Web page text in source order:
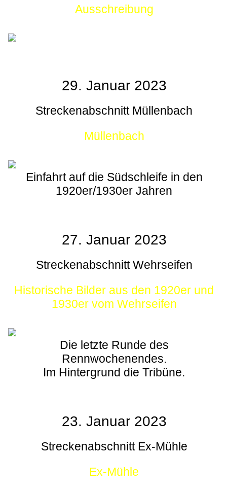
Ausschreibung
29. Januar 2023
Streckenabschnitt Müllenbach
Müllenbach
Einfahrt auf die Südschleife in den
1920er/1930er Jahren
27. Januar 2023
Streckenabschnitt Wehrseifen
Historische Bilder aus den 1920er und
1930er vom Wehrseifen
Die letzte Runde des
Rennwochenendes.
Im Hintergrund die Tribüne.
23. Januar 2023
Streckenabschnitt Ex-Mühle
Ex-Mühle